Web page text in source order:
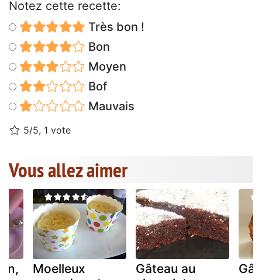
Notez cette recette:
Très bon !
Bon
Moyen
Bof
Mauvais
5/5, 1 vote
Vous allez aimer
Moelleux
Gâteau au